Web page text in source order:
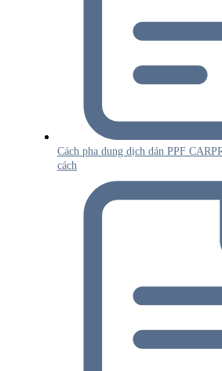
Cách pha dung dịch dán PPF
cách